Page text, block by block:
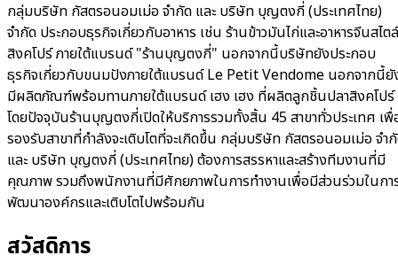
กลุ่มบริษัท กัสตรอนอมเม่อ จำกัด และ บริษัท บุญตงกี่ (ประเทศไทย)
จำกัด ประกอบธุรกิจเกี่ยวกับอาหาร เช่น ร้านข้าวมันไก่และอาหารจีนสไตล์
สิงคโปร์ ภายใต้แบรนด์ "ร้านบุญตงกี่" นอกจากนี้บริษัทยังประกอบ
ธุรกิจเกี่ยวกับขนมปังภายใต้แบรนด์ Le Petit Vendome นอกจากนี้ยั
มีผลิตภัณฑ์พร้อมทานภายใต้แบรนด์ เฮง เฮง ที่ผลิตลูกชิ้นปลาสิงคโปร์
โดยปัจจุบันร้านบุญตงกี่เปิดให้บริการรวมทั้งสิ้น 45 สาขาทั่วประเทศ เพื่
รองรับสาขาที่กำลังจะเติบโตที่จะเกิดขึ้น กลุ่มบริษัท กัสตรอนอมเม่อ จำ
และ บริษัท บุญตงกี่ (ประเทศไทย) ต้องการสรรหาและสร้างทีมงานที่มี
คุณภาพ รวมถึงพนักงานที่มีศักยภาพในการทำงานเพื่อมีส่วนร่วมในกา
พัฒนาองค์กรและเติบโตไปพร้อมกัน
สวัสดิการ